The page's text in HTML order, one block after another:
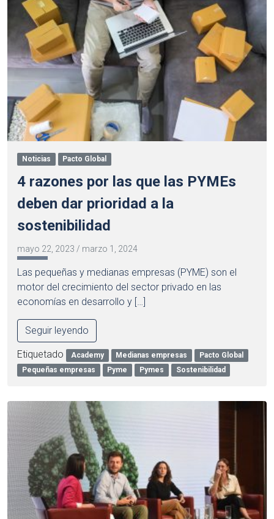
Noticias Pacto Global
4 razones por las que las PYMEs
deben dar prioridad a la
sostenibilidad
mayo 22, 2023 / marzo 1, 2024
Las pequeñas y medianas empresas (PYME) son el
motor del crecimiento del sector privado en las
economías en desarrollo y […]
Seguir leyendo
Etiquetado Academy Medianas empresas
Pacto Global
Pequeñas empresas
Pyme Pymes Sostenibilidad